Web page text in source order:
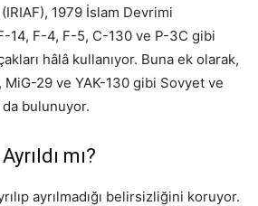
1979 İslam Devrimi
14, F-4, F-5, C-130 ve P-3C gibi
hâlâ kullanıyor. Buna ek olarak,
29 ve YAK-130 gibi Sovyet ve
bulunuyor.
mı?
ayrılmadığı belirsizliğini koruyor.